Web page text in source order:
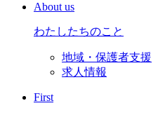
About us
わたしたちのこと
地域・保護者支援
求人情報
First